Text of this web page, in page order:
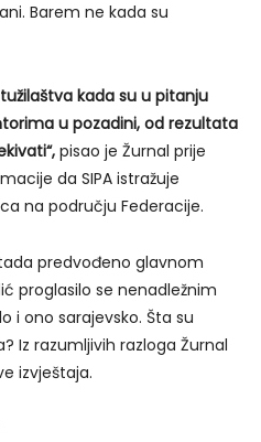
Barem ne kada su
kada su u pitanju
u pozadini, od rezultata
pisao je Žurnal prije
da SIPA istražuje
na području Federacije.
predvođeno glavnom
proglasilo se nenadležnim
i ono sarajevsko. Šta su
Iz razumljivih razloga Žurnal
izvještaja.